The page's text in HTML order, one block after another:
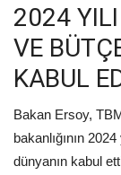
Anasayfa
Bize Ulaşın
Künye
Halil ÖNCÜ
2024
VE
KABUL
Bakan Ersoy,
bakanlığının
dünyanın kabul